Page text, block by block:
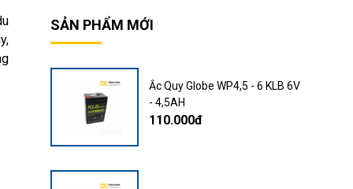
SẢN PHẨM MỚI
Ắc Quy Globe WP4,5 - 6 KLB 6V
- 4,5AH
110.000đ